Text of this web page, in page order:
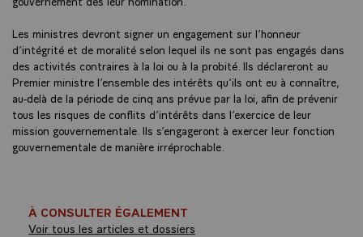
Les ministres devront signer un engagement sur l’honneur
d’intégrité et de moralité selon lequel ils ne sont pas engagés dans
des activités contraires à la loi ou à la probité. Ils déclareront au
Premier ministre l’ensemble des intérêts qu’ils ont eu à connaître,
au-delà de la période de cinq ans prévue par la loi, afin de prévenir
tous les risques de conflits d’intérêts dans l’exercice de leur
mission gouvernementale. Ils s’engageront à exercer leur fonction
gouvernementale de manière irréprochable.
À CONSULTER ÉGALEMENT
Voir tous les articles et dossiers